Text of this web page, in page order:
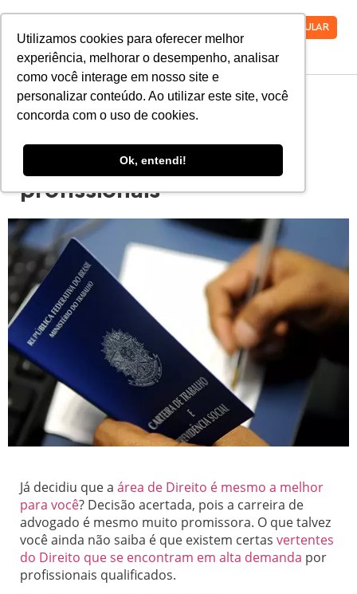
Utilizamos cookies para oferecer melhor
experiência, melhorar o desempenho, analisar
como você interage em nosso site e
personalizar conteúdo. Ao utilizar este site, você
concorda com o uso de cookies.
Ok, entendi!
VESTIBULAR
Direito Trabalhista e
Previdenciário: área tem
alta demanda por
profissionais
Já decidiu que a área de Direito é mesmo a melhor
para você? Decisão acertada, pois a carreira de
advogado é mesmo muito promissora. O que talvez
você ainda não saiba é que existem certas vertentes
do Direito que se encontram em alta demanda por
profissionais qualificados.